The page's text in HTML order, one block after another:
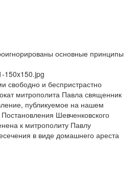
основные принципы
150x150.jpg
свободно и беспристрастно
митрополита Павла священник
публикуемое на нашем
Шевченковского
к митрополиту Павлу
в виде домашнего ареста